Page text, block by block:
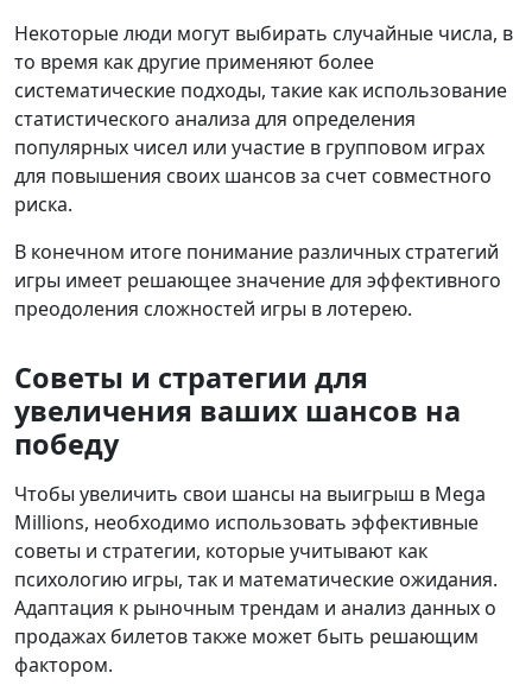
Некоторые люди могут выбирать случайные числа, в
то время как другие применяют более
систематические подходы, такие как использование
статистического анализа для определения
популярных чисел или участие в групповом играх
для повышения своих шансов за счет совместного
риска.
В конечном итоге понимание различных стратегий
игры имеет решающее значение для эффективного
преодоления сложностей игры в лотерею.
Советы и стратегии для
увеличения ваших шансов на
победу
Чтобы увеличить свои шансы на выигрыш в Mega
Millions, необходимо использовать эффективные
советы и стратегии, которые учитывают как
психологию игры, так и математические ожидания.
Адаптация к рыночным трендам и анализ данных о
продажах билетов также может быть решающим
фактором.